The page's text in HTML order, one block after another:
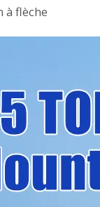
à flèche